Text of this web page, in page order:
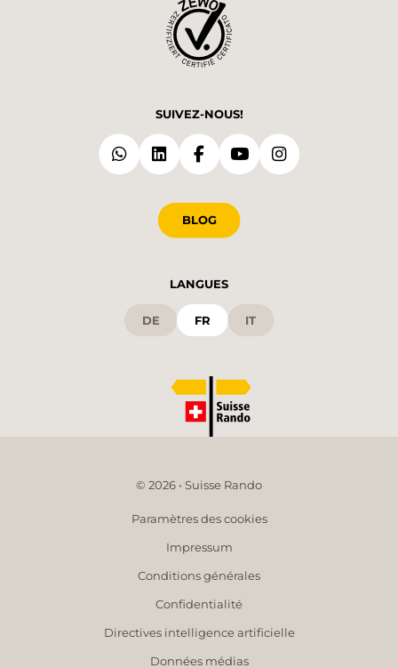
SUIVEZ-NOUS!
BLOG
LANGUES
DE FR IT
© 2026 • Suisse Rando
Paramètres des cookies
Impressum
Conditions générales
Confidentialité
Directives intelligence artificielle
Données médias